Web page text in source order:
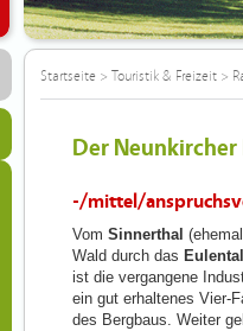
Startseite> Touristik & Freizeit>
Der
-/mittel/
Vom Sinnerthal
Wald durch das Eulental
ist die vergangene
ein gut erhaltenes Vier-
des Bergbaus. Weiter